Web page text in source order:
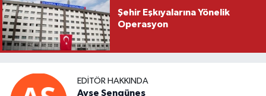
Şehir Eşkıyalarına Yönelik
Operasyon
EDITÖR HAKKINDA
Ayşe Şengüneş